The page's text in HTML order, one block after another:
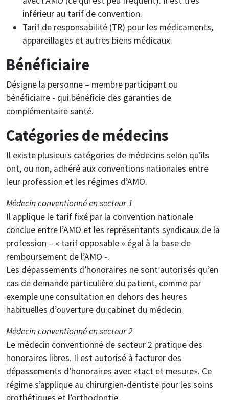
inférieur au tarif de convention.
Tarif de responsabilité (TR) pour les médicaments,
appareillages et autres biens médicaux.
Bénéficiaire
Désigne la personne – membre participant ou
bénéficiaire - qui bénéficie des garanties de
complémentaire santé.
Catégories de médecins
Il existe plusieurs catégories de médecins selon qu’ils
ont, ou non, adhéré aux conventions nationales entre
leur profession et les régimes d’AMO.
Médecin conventionné en secteur 1
Il applique le tarif fixé par la convention nationale
conclue entre l’AMO et les représentants syndicaux de la
profession – « tarif opposable » égal à la base de
remboursement de l’AMO -.
Les dépassements d’honoraires ne sont autorisés qu’en
cas de demande particulière du patient, comme par
exemple une consultation en dehors des heures
habituelles d’ouverture du cabinet du médecin.
Médecin conventionné en secteur 2
Le médecin conventionné de secteur 2 pratique des
honoraires libres. Il est autorisé à facturer des
dépassements d’honoraires avec «tact et mesure». Ce
régime s’applique au chirurgien-dentiste pour les soins
prothétiques et l’orthodontie.